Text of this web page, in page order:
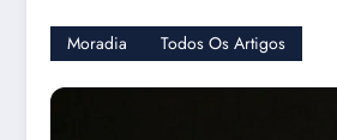
Moradia Todos Os Artigos